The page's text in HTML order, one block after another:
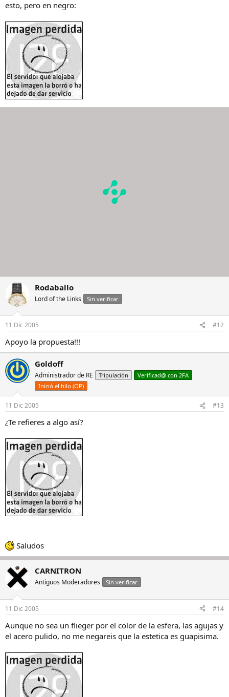
esto, pero en negro:
Rodaballo
Lord of the Links Sin verificar
11 Dic 2005 #12
Apoyo la propuesta!!!
Goldoff
Administrador de RE Tripulación
Verificad@ con 2FA
Inició el hilo (OP)
11 Dic 2005 #13
¿Te refieres a algo así?
Saludos
CARNITRON
Antiguos Moderadores Sin verificar
11 Dic 2005 #14
Aunque no sea un flieger por el color de la esfera, las agujas y
el acero pulido, no me negareis que la estetica es guapisima.